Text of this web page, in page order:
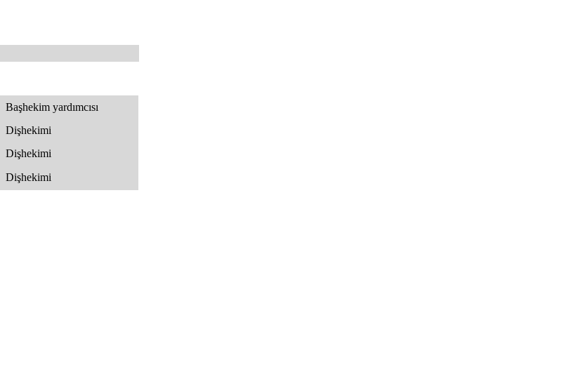
Başhekim yardımcısı
Dişhekimi
Dişhekimi
Dişhekimi